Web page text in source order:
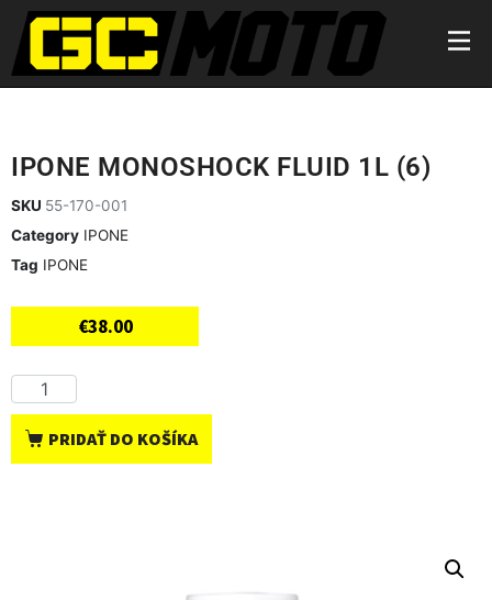
IPONE MONOSHOCK FLUID 1L (6)
SKU 55-170-001
Category IPONE
Tag IPONE
€38.00
PRIDAŤ DO KOŠÍKA